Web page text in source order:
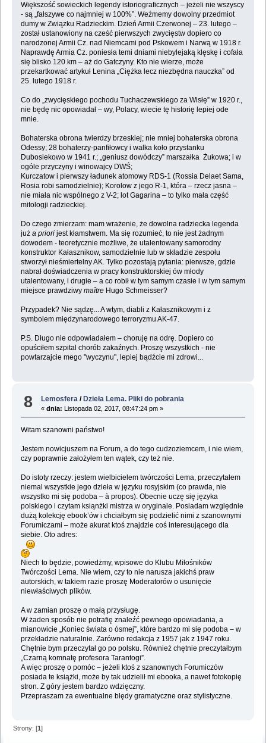
Większość sowieckich legendy istoriograficznych – jeżeli nie wszyscy
- są „fałszywe co najmniej w 100%”. Weźmemy dowolny przedmiot
dumy w Związku Radzieckim. Dzień Armii Czerwonej – 23. lutego –
został ustanowiony na cześć pierwszych zwycięstw dopiero co
narodzonej Armii Cz. nad Niemcami pod Pskowem i Narwą w 1918 r.
Naprawdę Armia Cz. poniesła temi dniami niebylejaką klęskę i cofała
się blisko 120 km – aż do Gatczyny. Kto nie wierze, może
przekartkować artykuł Lenina „Ciężka lecz niezbędna nauczka” od
25. lutego 1918 r.
Co do „zwycięskiego pochodu Tuchaczewskiego za Wisłę” w 1920 r.,
nie będę nic opowiadał – wy, Polacy, wiecie tę historię lepiej ode
mnie.
Bohaterska obrona twierdzy brzeskiej; nie mniej bohaterska obrona
Odessy; 28 bohaterzy-panfiłowcy i walka koło przystanku
Dubosiekowo w 1941 r.; „geniusz dowódczy” marszałka Żukowa; i w
ogóle przyczyny i winowajcy DWŚ;
Kurczatow i pierwszy ładunek atomowy RDS-1 (Rossia Delaet Sama,
Rosia robi samodzielnie); Korolow z jego R-1, która – rzecz jasna –
nie miała nic wspólnego z V-2; lot Gagarina – to tylko mała część
mitologji radzieckiej.
Do czego zmierzam: mam wrażenie, że dowolna radziecka legenda
już a priorijest kłamstwem. Ma się rozumieć, to nie jest żadnym
dowodem - teoretycznie możliwe, że utalentowany samorodny
konstruktor Kałasznikow, samodzielnie lub w składzie zespołu
stworzył nieśmiertelny AK. Tylko pozostają pytania: pierwsze, gdzie
nabrał doświadczenia w pracy konstruktorskiej ów młody
utalentowany, i drugie – a co robił w tym samym czasie i w tym samym
miejsce prawdziwy maîtreHugo Schmeisser?
Przypadek? Nie sądzę... A wtym, diabli z Kałasznikowym i z
symbolem międzynarodowego terroryzmu AK-47.
P.S. Długo nie odpowiadałem – choruję na odrę. Dopiero co
opuściłem szpital chorób zakaźnych. Proszę wszystkich - nie
powtarzajcie mego "wyczynu", lepiej bądźcie mi zdrowi...
8 Lemosfera /Dzieła Lema. Pliki do pobrania
«dnia: Listopada 02, 2017, 08:47:24 pm »
Witam szanowni państwo!
Jestem nowicjuszem na Forum, a do tego cudzoziemcem, i nie wiem,
czy poprawnie założyłem ten wątek, czy też nie.
Do istoty rzeczy: jestem wielbicielem twórczości Lema, przeczytałem
niemal wszystkie jego dzieła w języku rosyjskim (co prawda, nie
wszystko mi się podoba – à propos). Obecnie uczę się języka
polskiego i czytam ksiąnżki mistrza w oryginale. Posiadam względnie
dużą kolekcję ebook’ów i chciałbym się podzielić nimi z szanownymi
Forumiczami – może akurat ktoś znajdzie coś interesującego dla
siebie. Oto adres:
Niech to będzie, powiedżmy, wpisowe do Klubu Miłośników
Twórczości Lema. Nie wiem, czy to nie narusza jakichś praw
autorskich, w takiem razie proszę Moderatorów o usunięcie
niewłaściwych plików.
A w zamian proszę o małą przysługę.
W żaden sposób nie potrafię znaleźć pewnego opowiadania, a
mianowicie „Koniec świata o ósmej”, które bardzo mi się podoba – w
przekładzie naturalnie. Zarówno redakcja z 1957 jak z 1947 roku.
Chętnie bym przeczytał go po polsku. Również chętnie preczytałbym
„Czarną komnatę profesora Tarantogi”.
A więc proszę o pomóc – jeżeli ktoś z szanownych Forumiczów
posiada te książki, może by tak udzielił mi ebooka, a nawet fotokopię
stron. Z góry jestem bardzo wdzięczny.
Przepraszam za ewentualne blędy gramatyczne oraz stylistyczne.
Strony: [1]